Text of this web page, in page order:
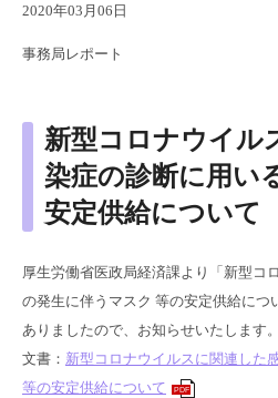
2020年03月06日
事務局レポート
新型コロナウイル
染症の診断に用い
安定供給について
厚生労働省医政局経済課より「新型コ
の発生に伴うマスク 等の安定供給につ
ありましたので、お知らせいたします。
文書： 新型コロナウイルスに関連した
等の安定供給について
PDF